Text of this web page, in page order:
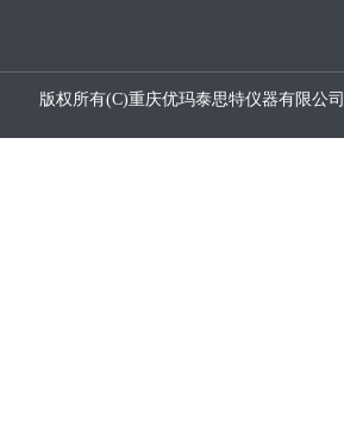
版权所有(C)重庆优玛泰思特仪器有限公